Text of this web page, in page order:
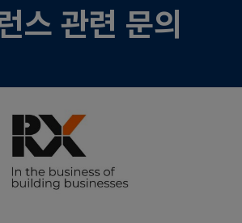
스 관련 문의